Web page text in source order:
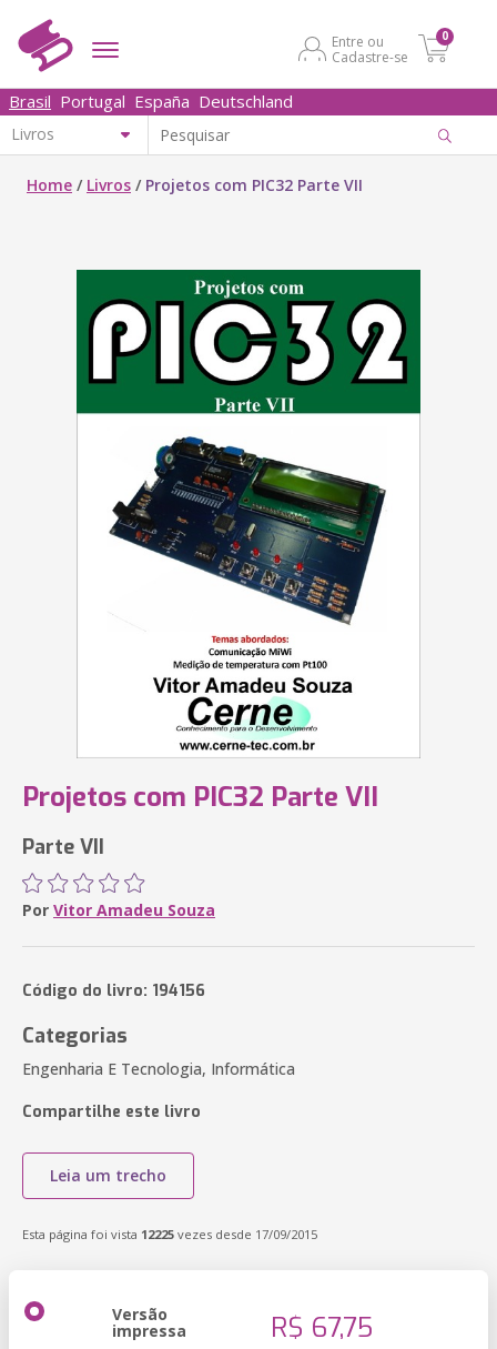
Entre ou
Cadastre-se
0
Brasil Portugal España Deutschland
Home / Livros / Projetos com PIC32 Parte VII
Projetos com PIC32 Parte VII
Parte VII
Por Vitor Amadeu Souza
Código do livro: 194156
Categorias
Engenharia E Tecnologia, Informática
Compartilhe este livro
Leia um trecho
Esta página foi vista 12225 vezes desde 17/09/2015
Versão
impressa R$ 67,75